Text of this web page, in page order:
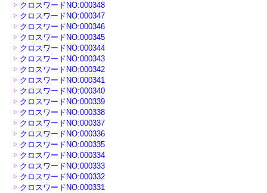
クロスワードNO:000348
クロスワードNO:000347
クロスワードNO:000346
クロスワードNO:000345
クロスワードNO:000344
クロスワードNO:000343
クロスワードNO:000342
クロスワードNO:000341
クロスワードNO:000340
クロスワードNO:000339
クロスワードNO:000338
クロスワードNO:000337
クロスワードNO:000336
クロスワードNO:000335
クロスワードNO:000334
クロスワードNO:000333
クロスワードNO:000332
クロスワードNO:000331